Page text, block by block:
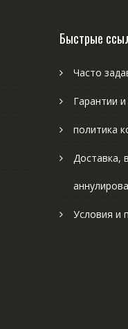
Быстрые
Часто
Гарантии
политика
Доставка,
Условия и